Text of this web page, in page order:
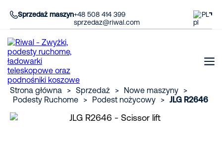
Sprzedaż maszyn+48 508 414 399
sprzedaz@riwal.com
PL
Strona główna > Sprzedaż > Nowe maszyny
>
Podesty Ruchome
> Podest nożycowy > JLG R2646